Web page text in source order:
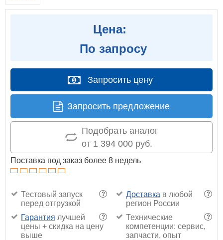
Цена:
По запросу
Запросить цену
Запросить предложение
Подобрать аналог
от 1 394 000 руб.
Поставка под заказ более 8 недель
?
Тестовый запуск
перед отгрузкой
?
Доставка в любой
регион России
?
Гарантия лучшей
цены + скидка на цену
выше
?
Технические
компетенции: сервис,
запчасти, опыт